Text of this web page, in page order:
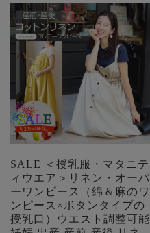
SALE ＜授乳服・マタニテ
ィウエア＞リネン・オーバ
ーワンピース（綿＆麻のワ
ンピース×ボタンタイプの
授乳口）ウエスト調整可能